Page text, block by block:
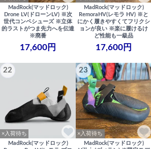
MadRock(マッドロック)
Drone LV(ドローンLV) ※次
世代コンペシューズ ※立体
的ラストがつま先力へを伝達
※廃番
17,600円
MadRock(マッドロック)
RemoraHV(レモラ HV) ※と
にかく履きやすくてフリクシ
ョンが良い ※楽に履けるけ
ど性能も一級品
17,600円
22
×入荷待ち
MadRock(マッドロック)
23
×入荷待ち
MadRock(マッドロック)